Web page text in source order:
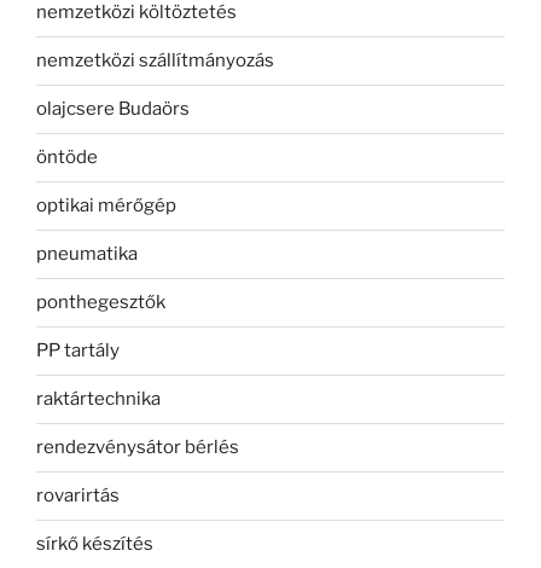
nemzetközi költöztetés
nemzetközi szállítmányozás
olajcsere Budaörs
öntöde
optikai mérőgép
pneumatika
ponthegesztők
PP tartály
raktártechnika
rendezvénysátor bérlés
rovarirtás
sírkő készítés